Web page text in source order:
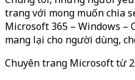
trang với mong muốn chia
Microsoft 365 – Windows –
mang lại cho người dùng,
Chuyên trang Microsoft từ